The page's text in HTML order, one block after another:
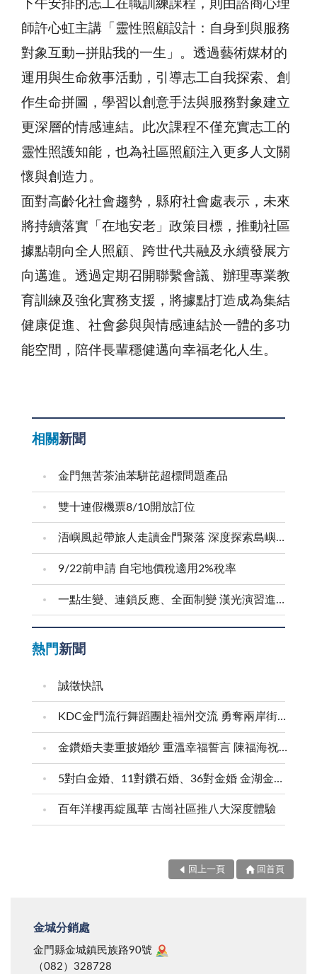
下午安排的志工在職訓練課程，則由諮商心理
師許心虹主講「靈性照顧設計：自身到與服務
對象互動—拼貼我的一生」。透過藝術媒材的
運用與生命敘事活動，引導志工自我探索、創
作生命拼圖，學習以創意手法與服務對象建立
更深層的情感連結。此次課程不僅充實志工的
靈性照護知能，也為社區照顧注入更多人文關
懷與創造力。
面對高齡化社會趨勢，縣府社會處表示，未來
將持續落實「在地安老」政策目標，推動社區
據點朝向全人照顧、跨世代共融及永續發展方
向邁進。透過定期召開聯繫會議、辦理專業教
育訓練及強化實務支援，將據點打造成為集結
健康促進、社會參與與情感連結於一體的多功
能空間，陪伴長輩穩健邁向幸福老化人生。
相關新聞
金門無苦茶油苯駢芘超標問題產品
雙十連假機票8/10開放訂位
浯嶼風起帶旅人走讀金門聚落 深度探索島嶼文化底蘊
9/22前申請 自宅地價稅適用2%稅率
一點生變、連鎖反應、全面制變 漢光演習進行防護射擊
熱門新聞
誠徵快訊
KDC金門流行舞蹈團赴福州交流 勇奪兩岸街舞賽三等獎
金鑽婚夫妻重披婚紗 重溫幸福誓言 陳福海祝福牽手半世紀 情深相守成典範
5對白金婚、11對鑽石婚、36對金婚 金湖金沙夫妻共享榮耀時刻 陳福海表揚金鑽婚夫妻 向半世紀相守家庭典範致敬
百年洋樓再綻風華 古崗社區推八大深度體驗
回上一頁 回首頁
金城分銷處
金門縣金城鎮民族路90號
（082）328728